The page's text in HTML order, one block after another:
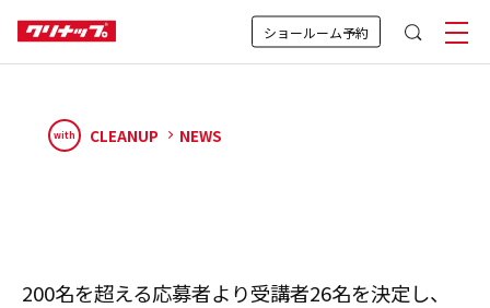
ショールーム予約
with CLEANUP NEWS
200名を超える応募者より受講者26名を決定し、